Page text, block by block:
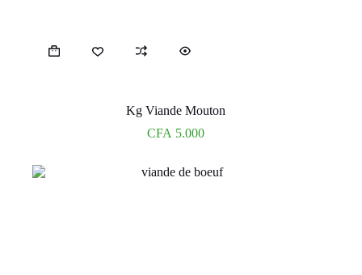
Kg Viande Mouton
CFA 5.000